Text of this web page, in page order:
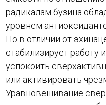
радикалам бузина
уровнем
Но в отличии от
стабилизирует работу
успокоить
или активировать
Уравновешивание